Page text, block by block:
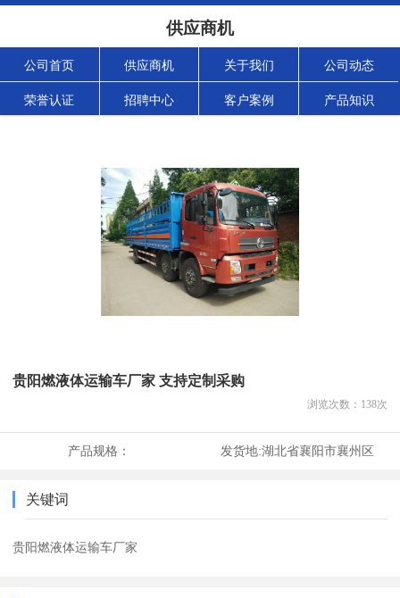
供应商机
公司首页 供应商机 关于我们 公司动态
荣誉认证 招聘中心 客户案例 产品知识
贵阳燃液体运输车厂家 支持定制采购
浏览次数： 138次
产品规格： 发货地:湖北省襄阳市襄州区
关键词
贵阳燃液体运输车厂家